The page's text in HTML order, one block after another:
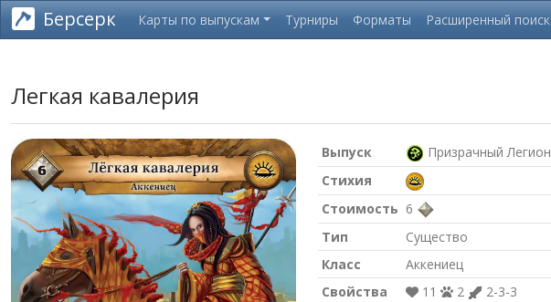
Берсерк Карты по выпускам Турниры Форматы Расширенный поиск
Легкая кавалерия
Выпуск Призрачный Легион
Стихия
Стоимость 6
Тип
Существо
Класс
Аккениец
Свойства
11 2
2-3-3